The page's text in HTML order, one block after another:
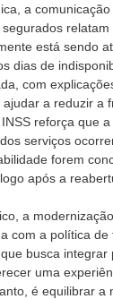
a
relatam
está sendo
dias de
com
a reduzir a
reforça que
serviços
forem
após a
a
com a política
busca integrar
uma
é equilibrar a